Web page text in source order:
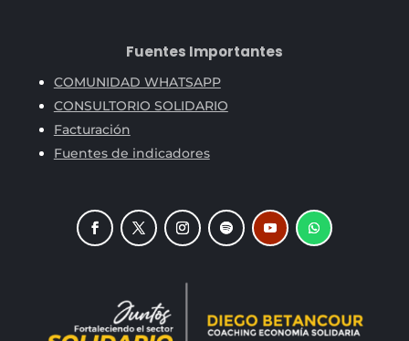
Fuentes Importantes
COMUNIDAD WHATSAPP
CONSULTORIO SOLIDARIO
Facturación
Fuentes de indicadores